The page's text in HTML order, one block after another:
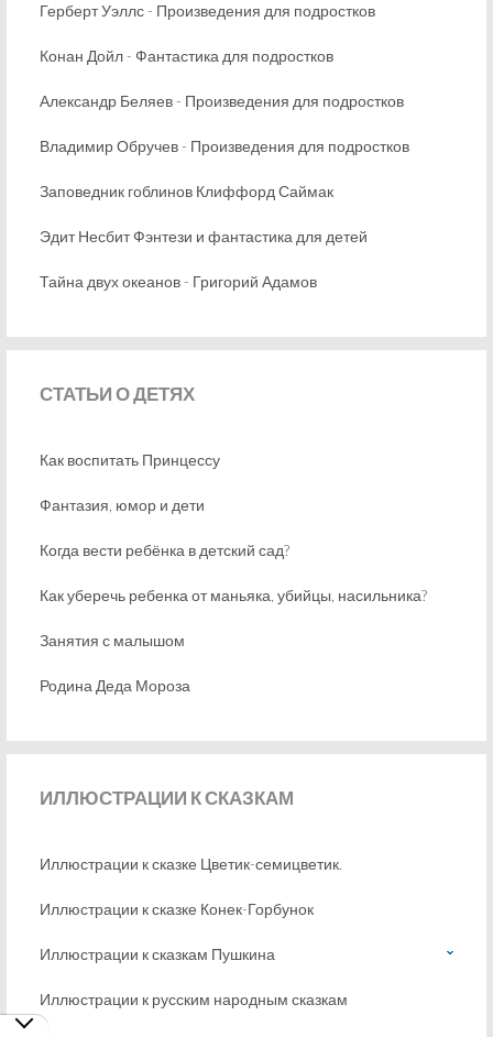
Герберт Уэллс - Произведения для подростков
Конан Дойл - Фантастика для подростков
Александр Беляев - Произведения для подростков
Владимир Обручев - Произведения для подростков
Заповедник гоблинов Клиффорд Саймак
Эдит Несбит Фэнтези и фантастика для детей
Тайна двух океанов - Григорий Адамов
СТАТЬИО ДЕТЯХ
Как воспитать Принцессу
Фантазия, юмор и дети
Когда вести ребёнка в детский сад?
Как уберечь ребенка от маньяка, убийцы, насильника?
Занятия с малышом
Родина Деда Мороза
ИЛЛЮСТРАЦИИ К СКАЗКАМ
Иллюстрации к сказке Цветик-семицветик.
Иллюстрации к сказке Конек-Горбунок
Иллюстрации к сказкам Пушкина
Иллюстрации к русским народным сказкам